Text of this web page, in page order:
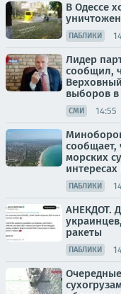
В Одессе
ПАБЛИКИ
Лидер
сообщил,
выборов в
СМИ 14:55
сообщает,
морских
интересах
ПАБЛИКИ
АНЕКДОТ.
ракеты
ПАБЛИКИ